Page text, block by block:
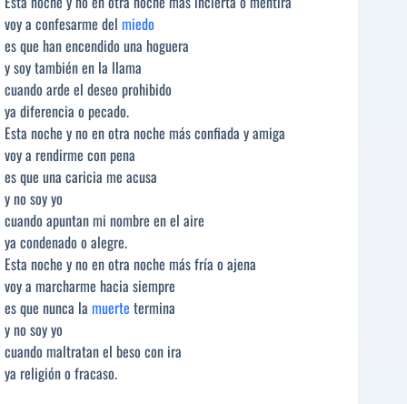
voy a confesarme del miedo
es que han encendido una hoguera
y soy también en la llama
cuando arde el deseo prohibido
ya diferencia o pecado.
Esta noche y no en otra noche más confiada y amiga
voy a rendirme con pena
es que una caricia me acusa
y no soy yo
cuando apuntan mi nombre en el aire
ya condenado o alegre.
Esta noche y no en otra noche más fría o ajena
voy a marcharme hacia siempre
es que nunca la muerte termina
y no soy yo
cuando maltratan el beso con ira
ya religión o fracaso.